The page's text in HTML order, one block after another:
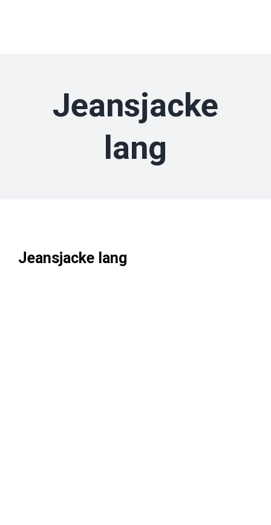
Jeansjacke
lang
Jeansjacke lang